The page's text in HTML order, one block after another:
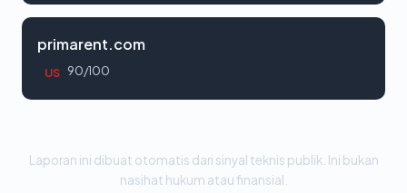
primarent.com
US 90/100
Laporan ini dibuat otomatis dari sinyal teknis publik. Ini bukan
nasihat hukum atau finansial.